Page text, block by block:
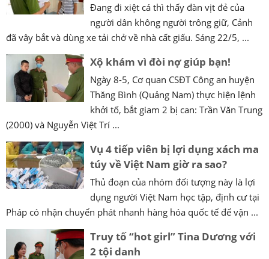
Đang đi xiệt cá thì thấy đàn vịt đẻ của
người dân không người trông giữ, Cảnh
đã vây bắt và dùng xe tải chở về nhà cất giấu. Sáng 22/5, ...
Xộ khám vì đòi nợ giúp bạn!
Ngày 8-5, Cơ quan CSĐT Công an huyện
Thăng Bình (Quảng Nam) thực hiện lệnh
khởi tố, bắt giam 2 bị can: Trần Văn Trung
(2000) và Nguyễn Việt Trí ...
Vụ 4 tiếp viên bị lợi dụng xách ma
túy về Việt Nam giờ ra sao?
Thủ đoạn của nhóm đối tượng này là lợi
dụng người Việt Nam học tập, định cư tại
Pháp có nhận chuyển phát nhanh hàng hóa quốc tế để vận ...
Truy tố “hot girl” Tina Dương với
2 tội danh